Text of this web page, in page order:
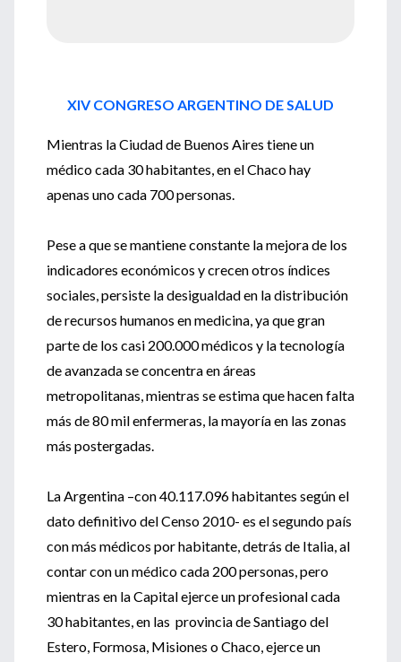
XIV CONGRESO ARGENTINO DE SALUD
Mientras la Ciudad de Buenos Aires tiene un
médico cada 30 habitantes, en el Chaco hay
apenas uno cada 700 personas.
Pese a que se mantiene constante la mejora de los
indicadores económicos y crecen otros índices
sociales, persiste la desigualdad en la distribución
de recursos humanos en medicina, ya que gran
parte de los casi 200.000 médicos y la tecnología
de avanzada se concentra en áreas
metropolitanas, mientras se estima que hacen falta
más de 80 mil enfermeras, la mayoría en las zonas
más postergadas.
La Argentina –con 40.117.096 habitantes según el
dato definitivo del Censo 2010- es el segundo país
con más médicos por habitante, detrás de Italia, al
contar con un médico cada 200 personas, pero
mientras en la Capital ejerce un profesional cada
30 habitantes, en las provincia de Santiago del
Estero, Formosa, Misiones o Chaco, ejerce un